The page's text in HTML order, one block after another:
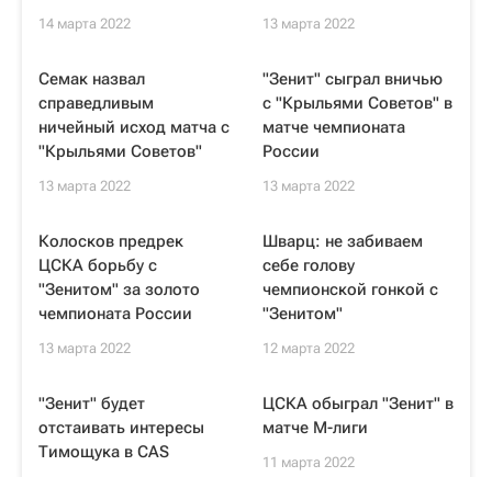
14 марта 2022 13 марта 2022
Семак назвал
справедливым
ничейный исход матча с
"Крыльями Советов"
13 марта 2022
"Зенит" сыграл вничью
с "Крыльями Советов" в
матче чемпионата
России
13 марта 2022
Колосков предрек
ЦСКА борьбу с
"Зенитом" за золото
чемпионата России
13 марта 2022
Шварц: не забиваем
себе голову
чемпионской гонкой с
"Зенитом"
12 марта 2022
"Зенит" будет
отстаивать интересы
Тимощука в CAS
ЦСКА обыграл "Зенит" в
матче М-лиги
11 марта 2022